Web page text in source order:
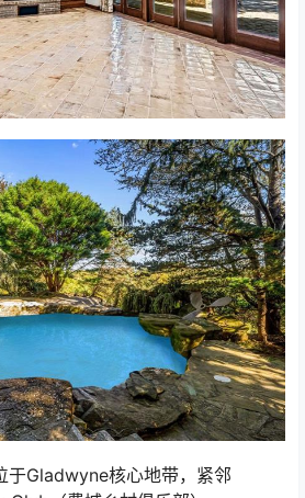
于Gladwyne核心地带，紧邻